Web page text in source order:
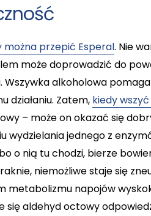
można przepić Esperal. Nie
może doprowadzić do
alkoholowa
działaniu. Zatem, kiedy
– może on okazać się
wydzielania jednego z
o nią tu chodzi, bierze
niemożliwe staje się
metabolizmu napojów
się aldehyd octowy